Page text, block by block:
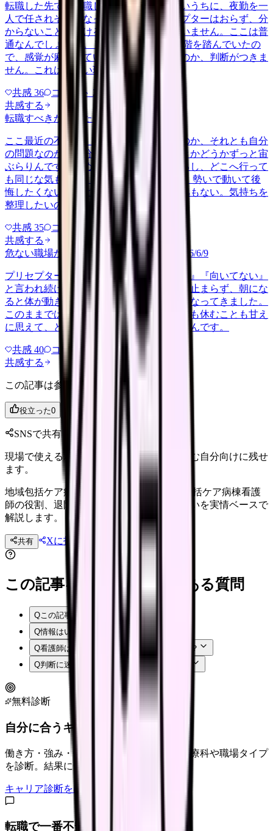
転職した先で、入職して二ヶ月も経たないうちに、夜勤を一
人で任されそうになっています。プリセプターはおらず、分
からないことを聞ける相手も日によっていません。ここは普
通なんでしょうか。 前の職場はもっと段階を踏んでいたの
で、感覚が麻痺しているのか自分が甘いのか、判断がつきま
せん。これは危ない環境なのか…
共感 36 コメント 2
共感する
転職すべきか知りたい other 2026/6/26
ここ最近の不調が、職場の環境のせいなのか、それとも自分
の問題なのか切り分けられず、転職すべきかどうかずっと宙
ぶらりんです。辞めれば楽になる気もするし、どこへ行って
も同じな気もして、決め手がありません。 勢いで動いて後
悔したくないけれど、このまま留まる根拠もない。気持ちを
整理したいので、判断材料の集…
共感 35 コメント 2
共感する
危ない職場か判断してほしい harassment 2026/6/9
プリセプターから毎日のように『辞めれば』『向いてない』
と言われ続け、最近は職場が近づくと涙が止まらず、朝にな
ると体が動きません。食事も喉を通らなくなってきました。
このままでは壊れてしまう気がします。でも休むことも甘え
に思えて、どうすればいいのか分からないんです。
共感 40 コメント
共感する
この記事は参考になりましたか？
役立った0 参考になった 0
SNSで共有
現場で使えるポイントを、同僚やあとで読む自分向けに残せ
ます。
地域包括ケア病棟｜退院支援の役割 地域包括ケア病棟看護
師の役割、退院支援、年収、急性期との違いを実情ベースで
解説します。
共有 Xに投稿 投稿文コピー
この記事を読む前後によくある質問
Qこの記事では何を確認できますか？
Q情報はいつ時点のものですか？
Q看護師はまず何から確認すればよいですか？
Q判断に迷う場合はどうすればよいですか？
無料診断
自分に合うキャリアタイプは？
働き方・強み・価値観から、向いている診療科や職場タイプ
を診断。結果に合う求人も表示。
キャリア診断をはじめる
転職で一番不安なことは？